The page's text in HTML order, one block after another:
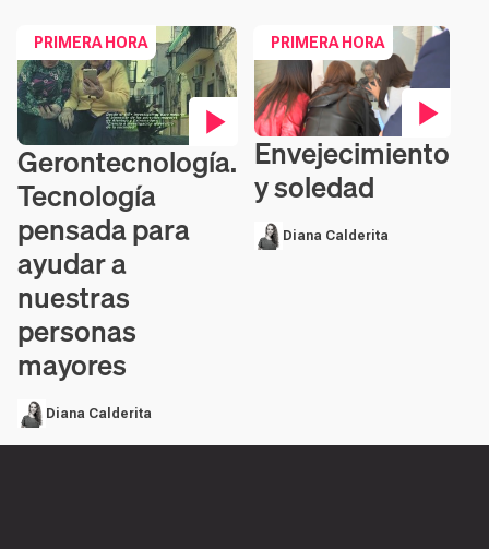
PRIMERA HORA
Contenido en vídeo
Gerontecnología.
Tecnología
pensada para
ayudar a
nuestras
personas
mayores
Diana Calderita
PRIMERA HORA
Contenido en vídeo
Envejecimiento
y soledad
Diana Calderita